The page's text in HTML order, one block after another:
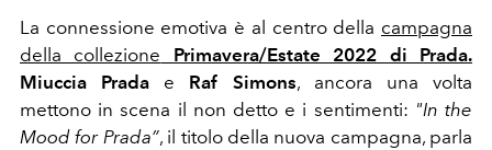
La connessione emotiva è al centro della campagna
della collezione Primavera/Estate 2022 di Prada.
Miuccia Prada e Raf Simons, ancora una volta
mettono in scena il non detto e i sentimenti: "In the
Mood for Prada”, il titolo della nuova campagna, parla